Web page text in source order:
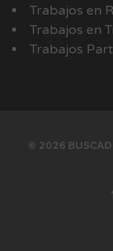
Trabajos en
Trabajos en
Trabajos
© 2026